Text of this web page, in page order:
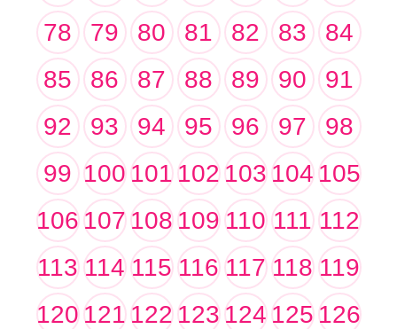
78
79 80 81 82 83
84
85
86 87 88 89 90
91
92
93 94 95 96 97
98
99 100101102103104105
106107108109110 111 112
113 114 115 116 117 118 119
120121122123124125126